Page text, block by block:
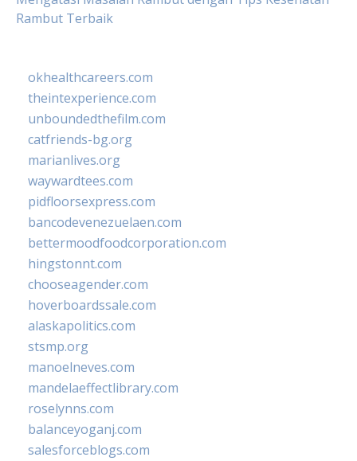
Rambut Terbaik
okhealthcareers.com
theintexperience.com
unboundedthefilm.com
catfriends-bg.org
marianlives.org
waywardtees.com
pidfloorsexpress.com
bancodevenezuelaen.com
bettermoodfoodcorporation.com
hingstonnt.com
chooseagender.com
hoverboardssale.com
alaskapolitics.com
stsmp.org
manoelneves.com
mandelaeffectlibrary.com
roselynns.com
balanceyoganj.com
salesforceblogs.com